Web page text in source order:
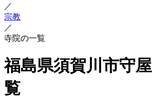
／
宗教
／
寺院の一覧
福島県須賀川市守
覧